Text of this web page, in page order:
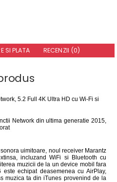
SI PLATA RECENZII (0)
5.2 Full 4K Ultra HD cu Wi-Fi si
Network din ultima generatie 2015,
uimitoare, noul receiver Marantz
incluzand WiFi si Bluetooth cu
muzicii de la un device mobil fara
echipat deasemenea cu AirPlay,
muzica ta din iTunes provenind de la